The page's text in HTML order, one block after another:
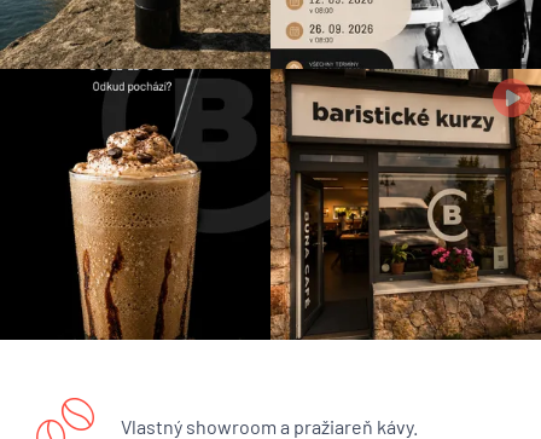
Vlastný showroom a pražiareň kávy.